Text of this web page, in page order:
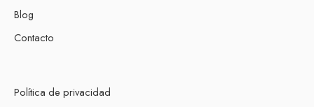
Blog
Contacto
Política de privacidad